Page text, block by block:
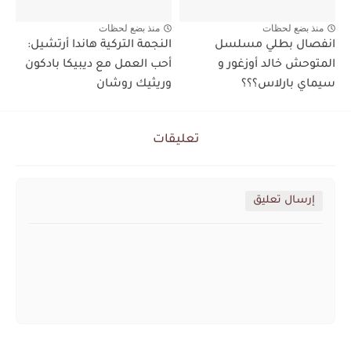
منذ بضع لحظات
انفصال بطلي مسلسل
المتوحش خالد أوزغور و
سيماي بارلاس؟؟؟
منذ بضع لحظات
النجمة التركية هاندا أرتشيل:
أحب العمل مع ديبيكا بادكون
وريثيك روشان
تعليقات
إرسال تعليق